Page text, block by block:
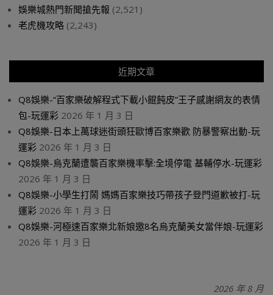
娛樂城熱門新聞搶先報 (2,521)
老虎機攻略 (2,243)
近期文章
Q8娛樂-“百家樂破解程式下載小餛飩皮”王子感謝網友的表情
包-玩運彩 2026 年 1 月 3 日
Q8娛樂-日本上萬球迷街頭狂歐博百家樂歡 防暴警察出動-玩
運彩 2026 年 1 月 3 日
Q8娛樂-烏克蘭遭襲百家樂機率擊:全境停電 基輔停水-玩運彩
2026 年 1 月 3 日
Q8娛樂-小學生打鬧 媽媽百家樂技巧帶孩子登門道歉被打-玩
運彩 2026 年 1 月 3 日
Q8娛樂-河極速百家樂北新娘邀8名烏克蘭美女當伴娘-玩運彩
2026 年 1 月 3 日
2026 年 8 月